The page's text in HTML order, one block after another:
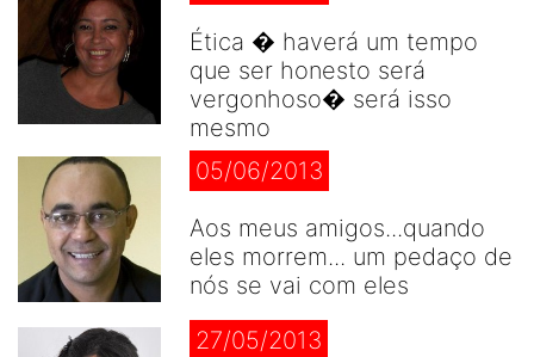
Ética � haverá um tempo
que ser honesto será
vergonhoso� será isso
mesmo
05/06/2013
Aos meus amigos...quando
eles morrem... um pedaço de
nós se vai com eles
27/05/2013